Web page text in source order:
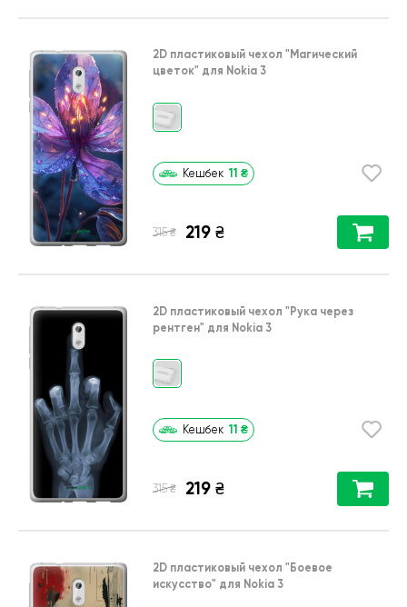
2D пластиковый чехол "Магический
цветок" для Nokia 3
Кешбек 11 ₴
315 ₴ 219 ₴
2D пластиковый чехол "Рука через
рентген" для Nokia 3
Кешбек 11 ₴
315 ₴ 219 ₴
2D пластиковый чехол "Боевое
искусство" для Nokia 3